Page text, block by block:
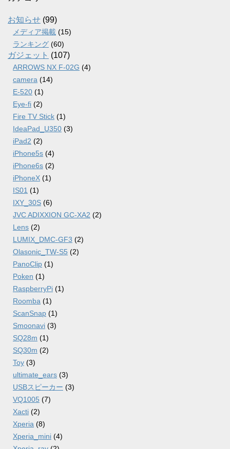
ブ
お知らせ (99)
メディア掲載 (15)
ランキング (60)
ガジェット (107)
ARROWS NX F-02G (4)
camera (14)
E-520 (1)
Eye-fi (2)
Fire TV Stick (1)
IdeaPad_U350 (3)
iPad2 (2)
iPhone5s (4)
iPhone6s (2)
iPhoneX (1)
IS01 (1)
IXY_30S (6)
JVC ADIXXION GC-XA2 (2)
Lens (2)
LUMIX_DMC-GF3 (2)
Olasonic_TW-S5 (2)
PanoClip (1)
Poken (1)
RaspberryPi (1)
Roomba (1)
ScanSnap (1)
Smoonavi (3)
SQ28m (1)
SQ30m (2)
Toy (3)
ultimate_ears (3)
USBスピーカー (3)
VQ1005 (7)
Xacti (2)
Xperia (8)
Xperia_mini (4)